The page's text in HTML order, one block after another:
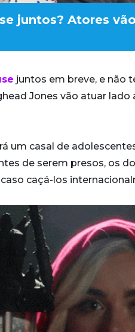
juntos? Atores
juntos em breve, e não
Jones vão atuar
um casal de
de serem presos, os
caçá-los